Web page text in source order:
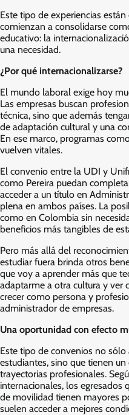
Este tipo de experiencias
comienzan a consolidarse
educativo: la
una necesidad.
¿Por qué internacionalizarse?
El mundo laboral exige hoy
Las empresas buscan
técnica, sino que además
de adaptación cultural y una
En ese marco, programas
vuelven vitales.
El convenio entre la UDI y
como Pereira puedan
acceder a un título en
plena en ambos países. La
como en Colombia sin
beneficios más tangibles de
Pero más allá del
estudiar fuera brinda otros
que voy a aprender más que
adaptarme a otra cultura y ver
crecer como persona y
administrador de empresas.
Una oportunidad con efecto
Este tipo de convenios no
estudiantes, sino que tienen
trayectorias profesionales.
internacionales, los egresados
de movilidad tienen mayores
suelen acceder a mejores